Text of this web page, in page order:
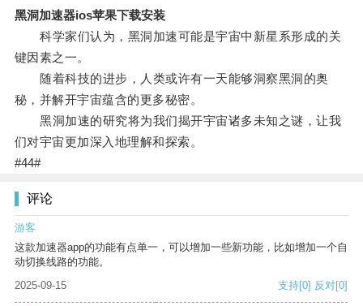
黑洞加速器ios苹果下载安装
科学家们认为，黑洞加速可能是宇宙中新星系形成的关
键因素之一。
随着科技的进步，人类或许有一天能够洞察黑洞的奥
秘，并解开宇宙蕴含的更多秘密。
黑洞加速的研究将为我们揭开宇宙诸多未知之谜，让我
们对宇宙更加深入地理解和探索。
#44#
评论
游客
这款加速器app的功能有点单一，可以增加一些新功能，比如增加一个自
动切换线路的功能。
2025-09-15
支持[0] 反对[0]